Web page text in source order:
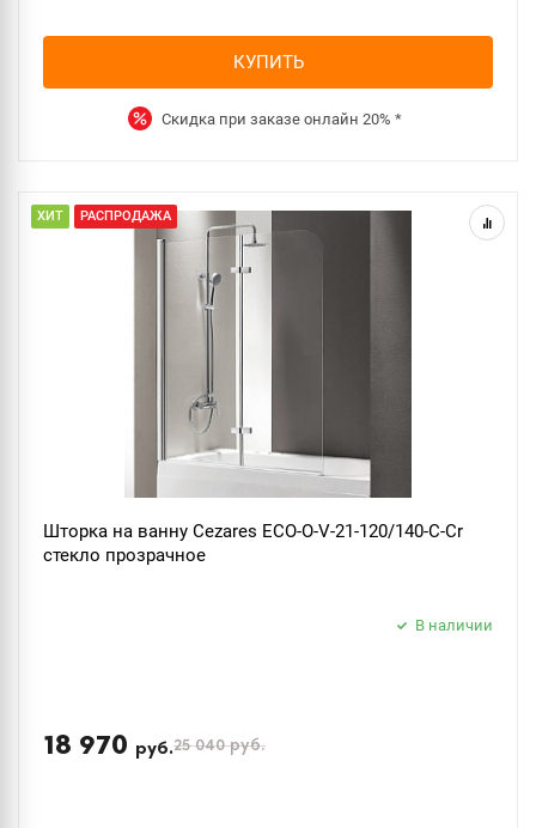
КУПИТЬ
Скидка при заказе онлайн 20% *
ХИТ РАСПРОДАЖА
Шторка на ванну Cezares ECO-O-V-21-120/140-C-Cr
стекло прозрачное
В наличии
18 970 руб.25 040руб.